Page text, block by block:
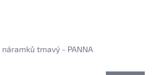
náramků tmavý - PANNA